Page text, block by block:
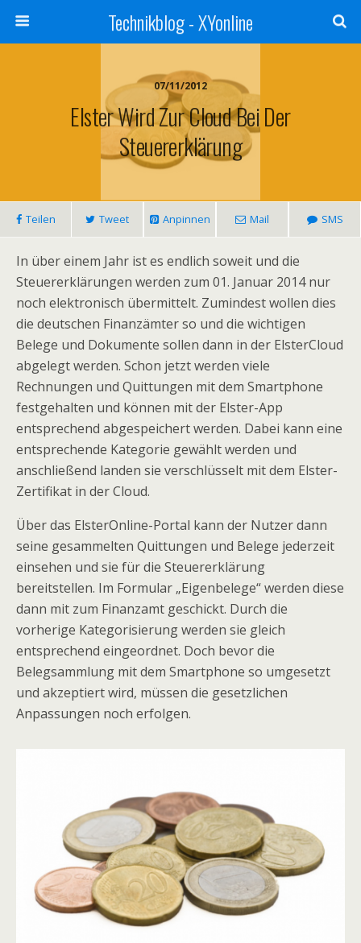
Technikblog - XYonline
07/11/2012
Elster Wird Zur Cloud Bei Der
Steuererklärung
Teilen Tweet Anpinnen Mail SMS
In über einem Jahr ist es endlich soweit und die
Steuererklärungen werden zum 01. Januar 2014 nur
noch elektronisch übermittelt. Zumindest wollen dies
die deutschen Finanzämter so und die wichtigen
Belege und Dokumente sollen dann in der ElsterCloud
abgelegt werden. Schon jetzt werden viele
Rechnungen und Quittungen mit dem Smartphone
festgehalten und können mit der Elster-App
entsprechend abgespeichert werden. Dabei kann eine
entsprechende Kategorie gewählt werden und
anschließend landen sie verschlüsselt mit dem Elster-
Zertifikat in der Cloud.
Über das ElsterOnline-Portal kann der Nutzer dann
seine gesammelten Quittungen und Belege jederzeit
einsehen und sie für die Steuererklärung
bereitstellen. Im Formular „Eigenbelege“ werden diese
dann mit zum Finanzamt geschickt. Durch die
vorherige Kategorisierung werden sie gleich
entsprechend eingeordnet. Doch bevor die
Belegsammlung mit dem Smartphone so umgesetzt
und akzeptiert wird, müssen die gesetzlichen
Anpassungen noch erfolgen.